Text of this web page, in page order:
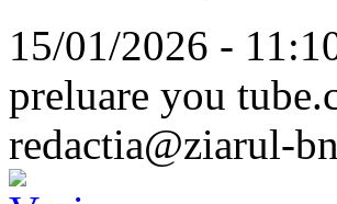
15/01/2026 -
preluare you
redactia@ziarul-